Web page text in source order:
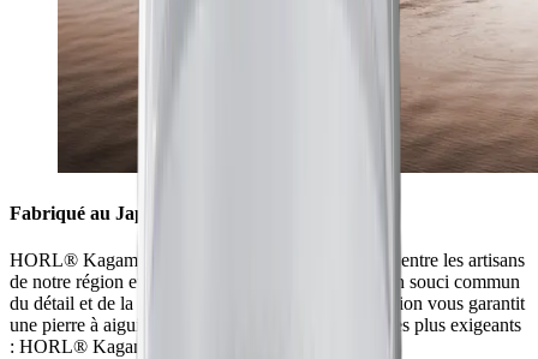
Fabriqué au Japon avec la plus haute qualité
HORL® Kagami est le résultat d’une collaboration entre les artisans
de notre région et nos partenaires japonais – avec un souci commun
du détail et de la plus haute qualité. Cette collaboration vous garantit
une pierre à aiguiser qui saura satisfaire les clients les plus exigeants
: HORL® Kagami.